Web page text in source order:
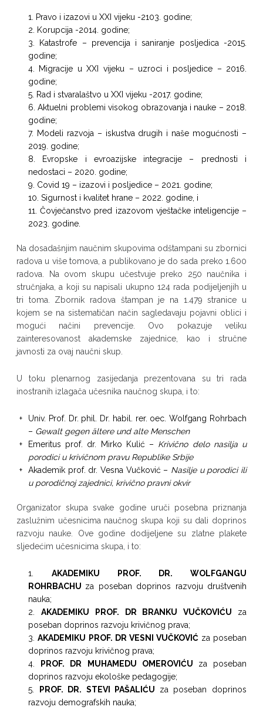
Pravo i izazovi u XXI vijeku -2103. godine;
Korupcija -2014. godine;
Katastrofe – prevencija i saniranje posljedica -2015.
godine;
Migracije u XXI vijeku – uzroci i posljedice – 2016.
godine;
Rad i stvaralaštvo u XXI vijeku -2017. godine;
Aktuelni problemi visokog obrazovanja i nauke – 2018.
godine;
Modeli razvoja – iskustva drugih i naše mogućnosti –
2019. godine;
Evropske i evroazijske integracije – prednosti i
nedostaci – 2020. godine;
Covid 19 – izazovi i posljedice – 2021. godine;
Sigurnost i kvalitet hrane – 2022. godine, i
Čovječanstvo pred izazovom vještačke inteligencije –
2023. godine.
Na dosadašnjim naučnim skupovima odštampani su zbornici
radova u više tomova, a publikovano je do sada preko 1.600
radova. Na ovom skupu učestvuje preko 250 naučnika i
stručnjaka, a koji su napisali ukupno 124 rada podijeljenjih u
tri toma. Zbornik radova štampan je na 1.479 stranice u
kojem se na sistematičan način sagledavaju pojavni oblici i
mogući načini prevencije. Ovo pokazuje veliku
zainteresovanost akademske zajednice, kao i stručne
javnosti za ovaj naučni skup.
U toku plenarnog zasijedanja prezentovana su tri rada
inostranih izlagača učesnika naučnog skupa, i to:
Univ. Prof. Dr. phil. Dr. habil. rer. oec. Wolfgang Rohrbach
– Gewalt gegen ältere und alte Menschen
Emeritus prof. dr. Mirko Kulić – Krivično delo nasilja u
porodici u krivičnom pravu Republike Srbije
Akademik prof. dr. Vesna Vučković – Nasilje u porodici ili
u porodičnoj zajednici, krivično pravni okvir
Organizator skupa svake godine uruči posebna priznanja
zaslužnim učesnicima naučnog skupa koji su dali doprinos
razvoju nauke. Ove godine dodijeljene su zlatne plakete
sljedećim učesnicima skupa, i to:
AKADEMIKU PROF. DR. WOLFGANGU
ROHRBACHU za poseban doprinos razvoju društvenih
nauka;
AKADEMIKU PROF. DR BRANKU VUČKOVIĆU za
poseban doprinos razvoju krivičnog prava;
AKADEMIKU PROF. DR VESNI VUČKOVIĆ za poseban
doprinos razvoju krivičnog prava;
PROF. DR MUHAMEDU OMEROVIĆU za poseban
doprinos razvoju ekološke pedagogije;
PROF. DR. STEVI PAŠALIĆU za poseban doprinos
razvoju demografskih nauka;